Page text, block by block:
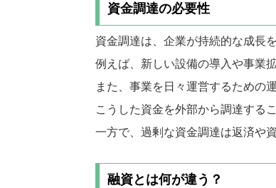
資金調達の必要性
資金調達は、企業が持続的な成長
例えば、新しい設備の導入や事業
また、事業を日々運営するための
こうした資金を外部から調達する
一方で、過剰な資金調達は返済や
融資とは何が違う？